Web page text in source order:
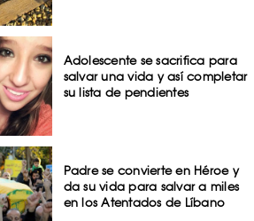
Adolescente se sacrifica para
salvar una vida y así completar
su lista de pendientes
Padre se convierte en Héroe y
da su vida para salvar a miles
en los Atentados de Líbano